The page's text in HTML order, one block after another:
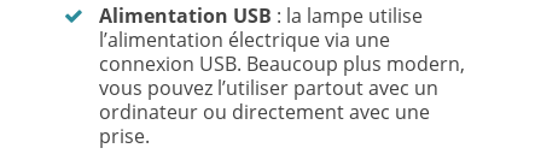
Alimentation USB : la lampe utilise
l’alimentation électrique via une
connexion USB. Beaucoup plus modern,
vous pouvez l’utiliser partout avec un
ordinateur ou directement avec une
prise.